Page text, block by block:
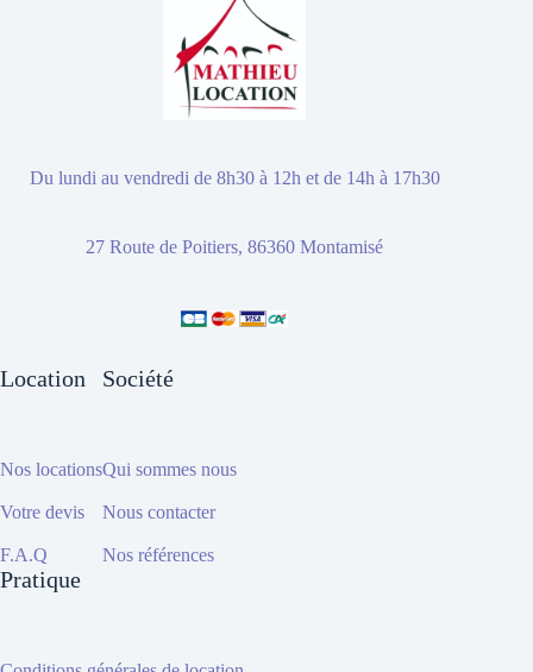
Du lundi au vendredi de 8h30 à 12h et de 14h à 17h30
27 Route de Poitiers, 86360 Montamisé
Location
Nos locations
Votre devis
F.A.Q
Société
Qui sommes nous
Nous contacter
Nos références
Pratique